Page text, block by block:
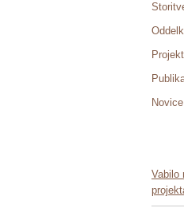
Novice
Vabilo